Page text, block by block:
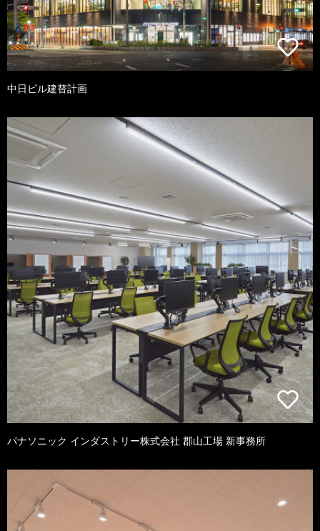
中日ビル建替計画
パナソニック インダストリー株式会社 郡山工場 新事務所